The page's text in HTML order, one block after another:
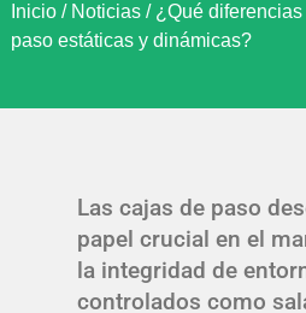
Inicio/ Noticias/ ¿Qué
paso estáticas y dinámicas?
Las cajas de paso
papel crucial en el
la integridad de
controlados como